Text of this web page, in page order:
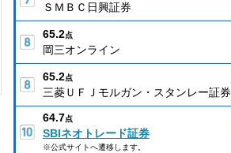
ＳＭＢＣ日興証券
65.2点
岡三オンライン
65.2点
三菱ＵＦＪモルガン・スタンレー証券
64.7点
SBIネオトレード証券
※公式サイトへ遷移します。